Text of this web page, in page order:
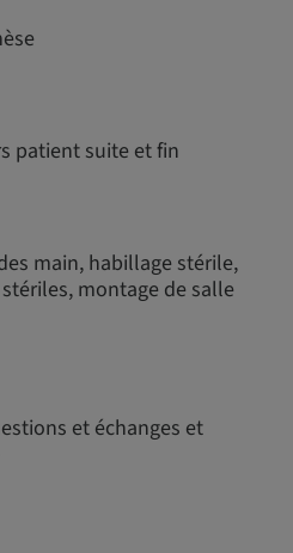
patient suite et fin
main, habillage stérile,
montage de salle
et échanges et